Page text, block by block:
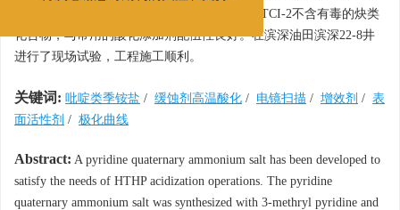
护膜，有效地阻止酸液和钢铁表面的接触。HTCI-2不含有毒的炔类
化合物，与常用的酸化添加剂配伍性良好。在滨深油田滨深22-8井
进行了现场试验，工程施工顺利。
关键词: 吡啶类季铵盐 / 缓蚀剂高温酸化 / 电镜扫描 / 增效剂 / 表
面活性剂 / 极化曲线
Abstract: A pyridine quaternary ammonium salt has been developed to
satisfy the needs of HTHP acidization operations. The pyridine
quaternary ammonium salt was synthesized with 3-methryl pyridine and